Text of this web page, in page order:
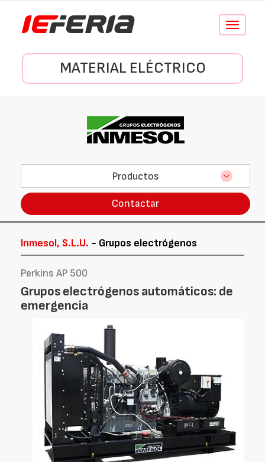
Conmutar
MATERIAL ELÉCTRICO
Productos
Contactar
Inmesol, S.L.U. - Grupos electrógenos
Perkins AP 500
Grupos electrógenos automáticos: de
emergencia